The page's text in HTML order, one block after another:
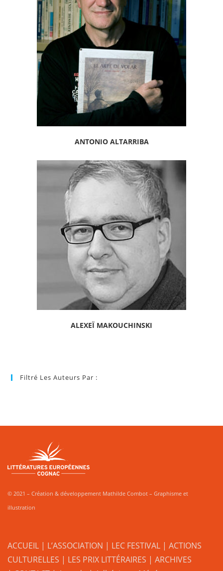
ANTONIO ALTARRIBA
ALEXEÏ MAKOUCHINSKI
Filtré Les Auteurs Par :
© 2021 – Création & développement Mathilde Combot – Graphisme et
illustration
ACCUEIL | L’ASSOCIATION | LEC FESTIVAL | ACTIONS
CULTURELLES | LES PRIX LITTÉRAIRES | ARCHIVES